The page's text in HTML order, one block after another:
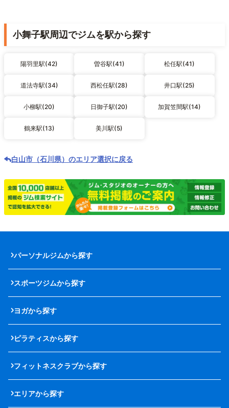
小舞子駅周辺でジムを駅から探す
陽羽里駅(42) 曽谷駅(41) 松任駅(41)
道法寺駅(34) 西松任駅(28) 井口駅(25)
小柳駅(20) 日御子駅(20) 加賀笠間駅(14)
鶴来駅(13) 美川駅(5)
白山市（石川県）のエリア選択に戻る
パーソナルジムから探す
スポーツジムから探す
ヨガから探す
ピラティスから探す
フィットネスクラブから探す
エリアから探す